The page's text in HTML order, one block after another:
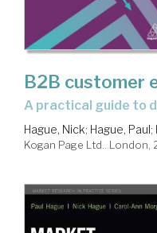
B2B customer
a practical guide to
Hague, Nick; Hague, Paul;
Kogan Page Ltd.. London,